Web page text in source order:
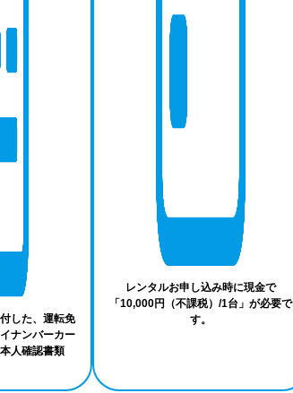
した、運転免
ナンバーカー
人確認書類
レンタルお申し込み時に現金で
「10,000円（不課税）/1台」が必要で
す。